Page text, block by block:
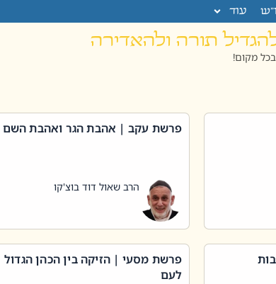
עוד
תורה ולהאדירה
מקום!
פרשת עקב | אהבת הגר ואהבת השם
הרב שאול דוד בוצ'קו
פרשת מסעי | הזיקה בין הכהן הגדול
לעם